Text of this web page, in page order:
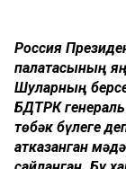
Россия
палатасының
Шуларның
БДТРК
төбәк бүлеге
атказанган